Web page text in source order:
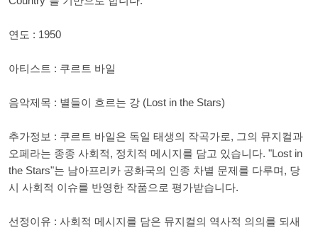
연도 : 1950
아티스트 : 쿠르트 바일
음악제목 : 별들이 흐르는 강 (Lost in the Stars)
추가정보 : 쿠르트 바일은 독일 태생의 작곡가로, 그의 뮤지컬과
오페라는 종종 사회적, 정치적 메시지를 담고 있습니다. "Lost in
the Stars"는 남아프리카 공화국의 인종 차별 문제를 다루며, 당
시 사회적 이슈를 반영한 작품으로 평가받습니다.
선정이유 : 사회적 메시지를 담은 뮤지컬의 역사적 의의를 되새